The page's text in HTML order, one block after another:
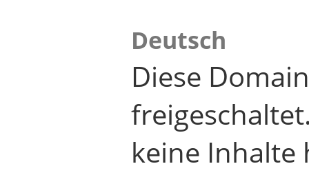
Deutsch
Diese
keine Inhalte